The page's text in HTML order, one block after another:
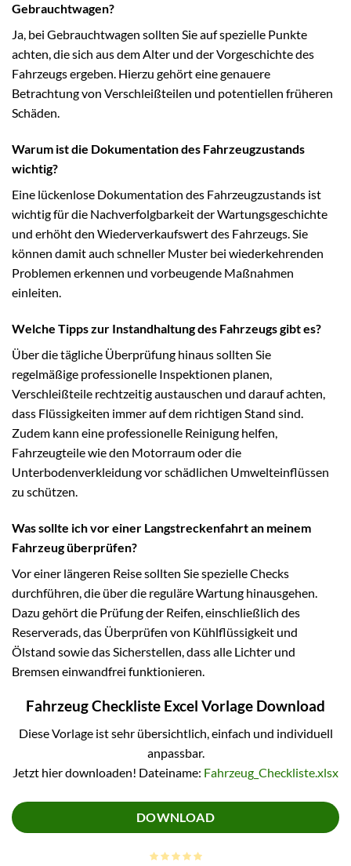
Gebrauchtwagen?
Ja, bei Gebrauchtwagen sollten Sie auf spezielle Punkte
achten, die sich aus dem Alter und der Vorgeschichte des
Fahrzeugs ergeben. Hierzu gehört eine genauere
Betrachtung von Verschleißteilen und potentiellen früheren
Schäden.
Warum ist die Dokumentation des Fahrzeugzustands
wichtig?
Eine lückenlose Dokumentation des Fahrzeugzustands ist
wichtig für die Nachverfolgbarkeit der Wartungsgeschichte
und erhöht den Wiederverkaufswert des Fahrzeugs. Sie
können damit auch schneller Muster bei wiederkehrenden
Problemen erkennen und vorbeugende Maßnahmen
einleiten.
Welche Tipps zur Instandhaltung des Fahrzeugs gibt es?
Über die tägliche Überprüfung hinaus sollten Sie
regelmäßige professionelle Inspektionen planen,
Verschleißteile rechtzeitig austauschen und darauf achten,
dass Flüssigkeiten immer auf dem richtigen Stand sind.
Zudem kann eine professionelle Reinigung helfen,
Fahrzeugteile wie den Motorraum oder die
Unterbodenverkleidung vor schädlichen Umwelteinflüssen
zu schützen.
Was sollte ich vor einer Langstreckenfahrt an meinem
Fahrzeug überprüfen?
Vor einer längeren Reise sollten Sie spezielle Checks
durchführen, die über die reguläre Wartung hinausgehen.
Dazu gehört die Prüfung der Reifen, einschließlich des
Reserverads, das Überprüfen von Kühlflüssigkeit und
Ölstand sowie das Sicherstellen, dass alle Lichter und
Bremsen einwandfrei funktionieren.
Fahrzeug Checkliste Excel Vorlage Download
Diese Vorlage ist sehr übersichtlich, einfach und individuell
anpassbar.
Jetzt hier downloaden! Dateiname: Fahrzeug_Checkliste.xlsx
DOWNLOAD